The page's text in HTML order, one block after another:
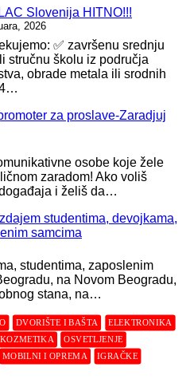
Slovenija HITNO!!!
2026
✅ završenu srednju
stručnu školu iz područja
obrade metala ili srodnih
4…
za proslave-Zaradjuj
osobe koje žele
zaradom! Ako voliš
i želiš da…
studentima, devojkama,
samcima
studentima, zaposlenim
na Novom Beogradu,
stana, na…
DVORIŠTE I BAŠTA
ELEKTRONIKA
KOZMETIKA
OSVETLJENJE
MOBILNI I OPREMA
IGRAČKE